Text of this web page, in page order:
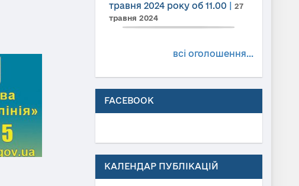
травня 2024 року об 11.00
27
травня 2024
всі оголошення...
FACEBOOK
КАЛЕНДАР ПУБЛІКАЦІЙ